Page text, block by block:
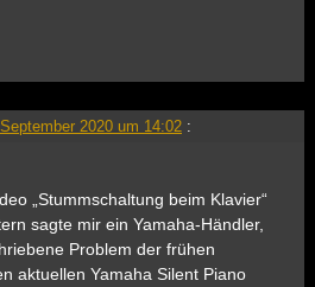
2020 um 14:02 :
„Stummschaltung beim Klavier“
sagte mir ein Yamaha-Händler,
Problem der frühen
aktuellen Yamaha Silent Piano